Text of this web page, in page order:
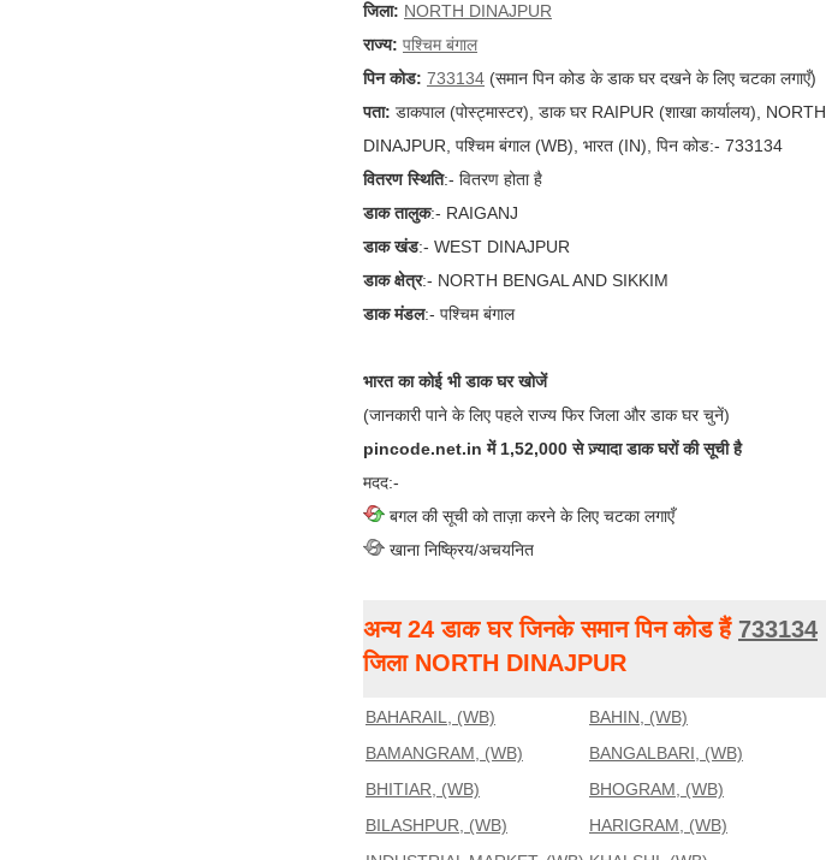
जिला: NORTH DINAJPUR
राज्य: पश्चिम बंगाल
पिन कोड: 733134 (समान पिन कोड के डाक घर दखने के लिए चटका लगाएँ)
पता: डाकपाल (पोस्ट्मास्टर), डाक घर RAIPUR (शाखा कार्यालय), NORTH
DINAJPUR, पश्चिम बंगाल (WB), भारत (IN), पिन कोड:- 733134
वितरण स्थिति:- वितरण होता है
डाक तालुक:- RAIGANJ
डाक खंड:- WEST DINAJPUR
डाक क्षेत्र:- NORTH BENGAL AND SIKKIM
डाक मंडल:- पश्चिम बंगाल
भारत का कोई भी डाक घर खोजें
(जानकारी पाने के लिए पहले राज्य फिर जिला और डाक घर चुनें)
pincode.net.in में 1,52,000 से ज़्यादा डाक घरों की सूची है
मदद:-
बगल की सूची को ताज़ा करने के लिए चटका लगाएँ
खाना निष्क्रिय/अचयनित
अन्य 24 डाक घर जिनके समान पिन कोड हैं 733134
जिला NORTH DINAJPUR
BAHARAIL, (WB)
BAHIN, (WB)
BAMANGRAM, (WB)
BANGALBARI, (WB)
BHITIAR, (WB)
BHOGRAM, (WB)
BILASHPUR, (WB)
HARIGRAM, (WB)